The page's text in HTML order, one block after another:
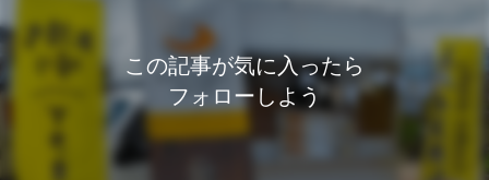
この記事が気に入ったら
フォローしよう